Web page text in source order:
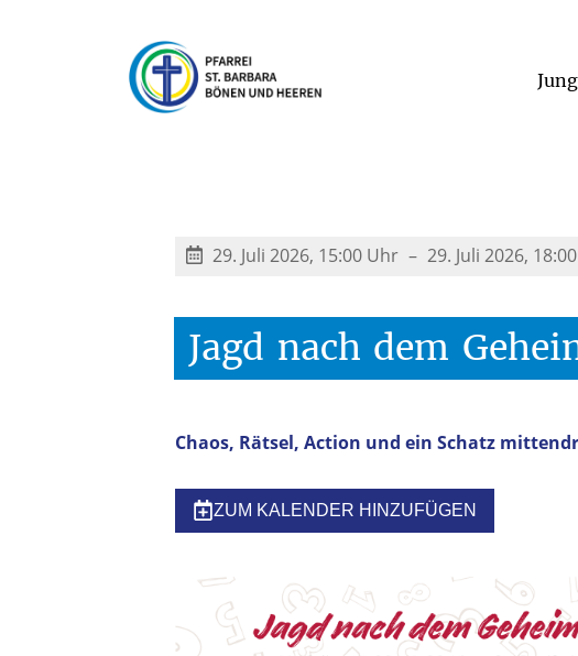
29. Juli 2026, 15:00 Uhr 29. Juli 2026,
Jagd nach dem
Chaos, Rätsel, Action und ein Schatz
ZUM KALENDER HINZUFÜGEN